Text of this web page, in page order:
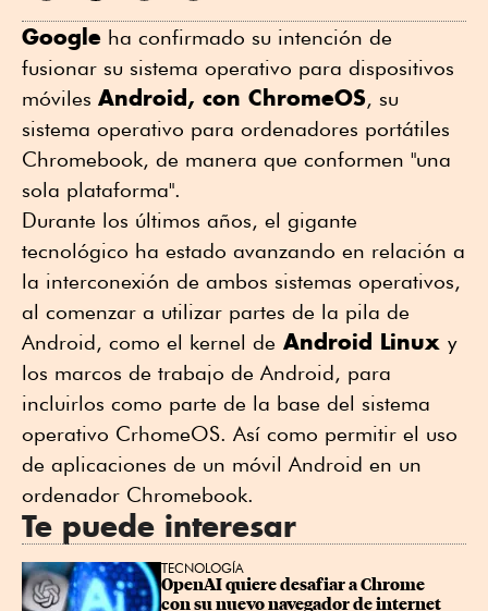
Google ha confirmado su intención de
fusionar su sistema operativo para dispositivos
móviles Android, con ChromeOS, su
sistema operativo para ordenadores portátiles
Chromebook, de manera que conformen "una
sola plataforma".
Durante los últimos años, el gigante
tecnológico ha estado avanzando en relación a
la interconexión de ambos sistemas operativos,
al comenzar a utilizar partes de la pila de
Android, como el kernel de Android Linux y
los marcos de trabajo de Android, para
incluirlos como parte de la base del sistema
operativo CrhomeOS. Así como permitir el uso
de aplicaciones de un móvil Android en un
ordenador Chromebook.
Te puede interesar
TECNOLOGÍA
OpenAI quiere desafiar a Chrome
con su nuevo navegador de internet